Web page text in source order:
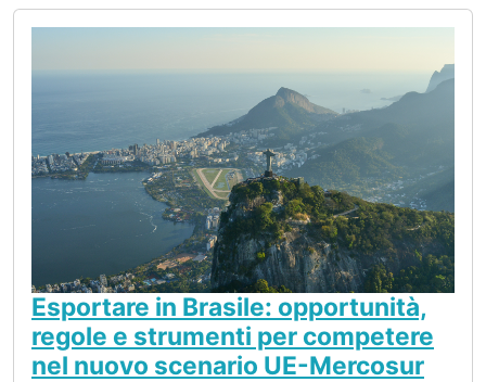
Esportare in Brasile: opportunità,
regole e strumenti per competere
nel nuovo scenario UE-Mercosur